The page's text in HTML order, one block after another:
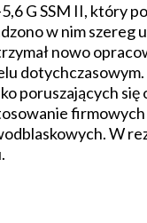
G SSM II, który
w nim szereg
nowo
poruszających
W